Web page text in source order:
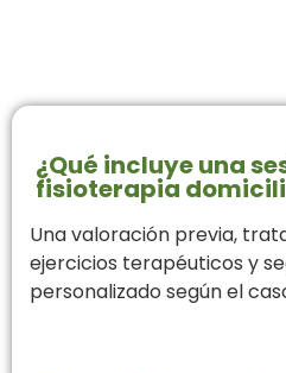
¿Qué incluye una
fisioterapia
Una valoración previa,
ejercicios terapéuticos y
personalizado según el